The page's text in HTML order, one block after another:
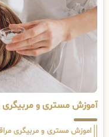
آموزش مستری و مربیگری
اموزش مستری و مربیگری